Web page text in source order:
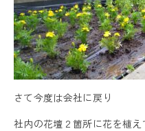
さて今度は会社に戻り
社内の花壇２箇所に花を植え